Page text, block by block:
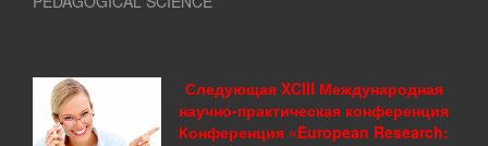
Следующая XCIII Международная
научно-практическая конференция
Конференция «European Research: